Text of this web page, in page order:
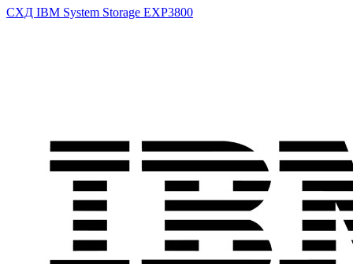
СХД IBM System Storage EXP3800